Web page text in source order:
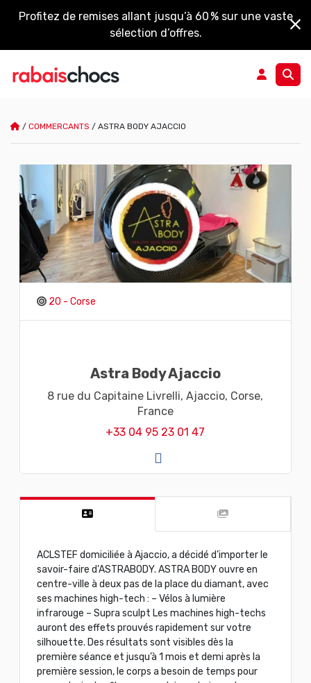
Profitez de remises allant jusqu’à 60 % sur une vaste
sélection d’offres.
/ COMMERCANTS / ASTRA BODY AJACCIO
20 - Corse
Astra Body Ajaccio
8 rue du Capitaine Livrelli, Ajaccio, Corse,
France
+33 04 95 23 01 47
ACLSTEF domiciliée à Ajaccio, a décidé d’importer le
savoir-faire d’ASTRABODY. ASTRA BODY ouvre en
centre-ville à deux pas de la place du diamant, avec
ses machines high-tech : – Vélos à lumière
infrarouge – Supra sculpt Les machines high-techs
auront des effets prouvés rapidement sur votre
silhouette. Des résultats sont visibles dès la
première séance et jusqu’à 1 mois et demi après la
première session, le corps a besoin de temps pour